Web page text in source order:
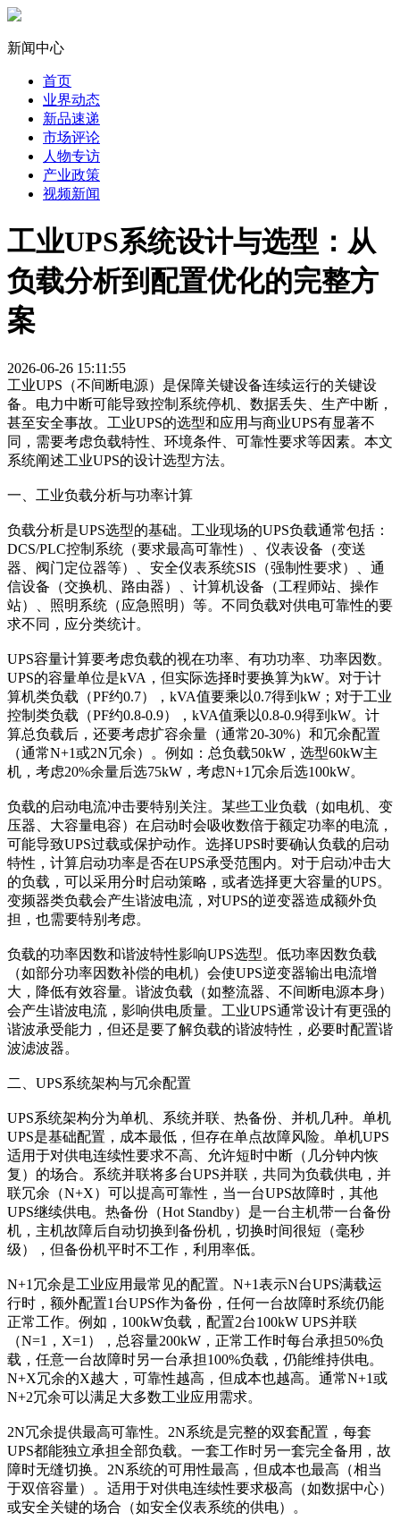
新闻中心
首页
业界动态
新品速递
市场评论
人物专访
产业政策
视频新闻
工业UPS系统设计与选型：从
负载分析到配置优化的完整方
案
2026-06-26 15:11:55
工业UPS（不间断电源）是保障关键设备连续运行的关键设
备。电力中断可能导致控制系统停机、数据丢失、生产中断，
甚至安全事故。工业UPS的选型和应用与商业UPS有显著不
同，需要考虑负载特性、环境条件、可靠性要求等因素。本文
系统阐述工业UPS的设计选型方法。
一、工业负载分析与功率计算
负载分析是UPS选型的基础。工业现场的UPS负载通常包括：
DCS/PLC控制系统（要求最高可靠性）、仪表设备（变送
器、阀门定位器等）、安全仪表系统SIS（强制性要求）、通
信设备（交换机、路由器）、计算机设备（工程师站、操作
站）、照明系统（应急照明）等。不同负载对供电可靠性的要
求不同，应分类统计。
UPS容量计算要考虑负载的视在功率、有功功率、功率因数。
UPS的容量单位是kVA，但实际选择时要换算为kW。对于计
算机类负载（PF约0.7），kVA值要乘以0.7得到kW；对于工业
控制类负载（PF约0.8-0.9），kVA值乘以0.8-0.9得到kW。计
算总负载后，还要考虑扩容余量（通常20-30%）和冗余配置
（通常N+1或2N冗余）。例如：总负载50kW，选型60kW主
机，考虑20%余量后选75kW，考虑N+1冗余后选100kW。
负载的启动电流冲击要特别关注。某些工业负载（如电机、变
压器、大容量电容）在启动时会吸收数倍于额定功率的电流，
可能导致UPS过载或保护动作。选择UPS时要确认负载的启动
特性，计算启动功率是否在UPS承受范围内。对于启动冲击大
的负载，可以采用分时启动策略，或者选择更大容量的UPS。
变频器类负载会产生谐波电流，对UPS的逆变器造成额外负
担，也需要特别考虑。
负载的功率因数和谐波特性影响UPS选型。低功率因数负载
（如部分功率因数补偿的电机）会使UPS逆变器输出电流增
大，降低有效容量。谐波负载（如整流器、不间断电源本身）
会产生谐波电流，影响供电质量。工业UPS通常设计有更强的
谐波承受能力，但还是要了解负载的谐波特性，必要时配置谐
波滤波器。
二、UPS系统架构与冗余配置
UPS系统架构分为单机、系统并联、热备份、并机几种。单机
UPS是基础配置，成本最低，但存在单点故障风险。单机UPS
适用于对供电连续性要求不高、允许短时中断（几分钟内恢
复）的场合。系统并联将多台UPS并联，共同为负载供电，并
联冗余（N+X）可以提高可靠性，当一台UPS故障时，其他
UPS继续供电。热备份（Hot Standby）是一台主机带一台备份
机，主机故障后自动切换到备份机，切换时间很短（毫秒
级），但备份机平时不工作，利用率低。
N+1冗余是工业应用最常见的配置。N+1表示N台UPS满载运
行时，额外配置1台UPS作为备份，任何一台故障时系统仍能
正常工作。例如，100kW负载，配置2台100kW UPS并联
（N=1，X=1），总容量200kW，正常工作时每台承担50%负
载，任意一台故障时另一台承担100%负载，仍能维持供电。
N+X冗余的X越大，可靠性越高，但成本也越高。通常N+1或
N+2冗余可以满足大多数工业应用需求。
2N冗余提供最高可靠性。2N系统是完整的双套配置，每套
UPS都能独立承担全部负载。一套工作时另一套完全备用，故
障时无缝切换。2N系统的可用性最高，但成本也最高（相当
于双倍容量）。适用于对供电连续性要求极高（如数据中心）
或安全关键的场合（如安全仪表系统的供电）。